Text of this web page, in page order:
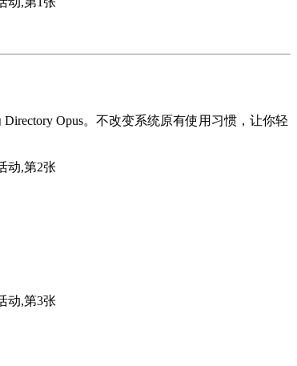
Opus。不改变系统原有使用习惯，让你轻